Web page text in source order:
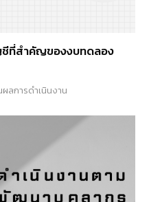
ชีที่สำคัญของงบทดลอง
ผลการดำเนินงาน